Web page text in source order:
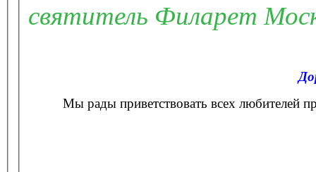
святитель Филарет
Мы рады приветствовать всех любителей